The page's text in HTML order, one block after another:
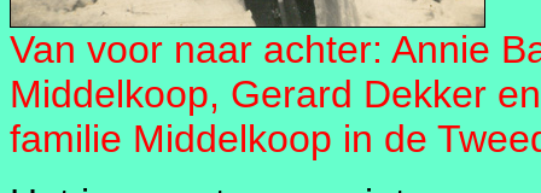
Van voor naar achter: Annie
Middelkoop, Gerard Dekker
familie Middelkoop in de